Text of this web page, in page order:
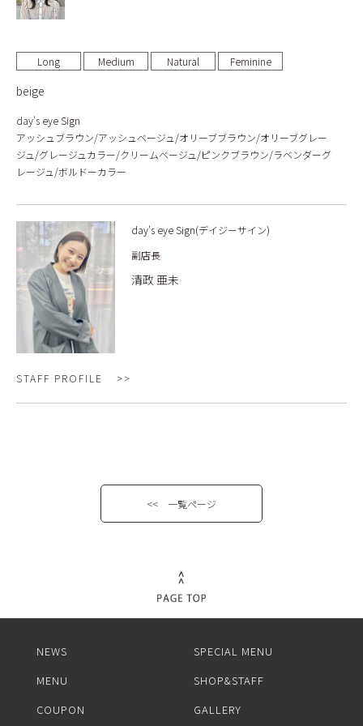
Long Medium Natural Feminine
beige
day's eye Sign
アッシュブラウン/アッシュベージュ/オリーブブラウン/オリーブグレー
ジュ/グレージュカラー/クリームベージュ/ピンクブラウン/ラベンダーグ
レージュ/ボルドーカラー
day's eye Sign(デイジーサイン)
副店長
清政 亜未
STAFF PROFILE
<< 一覧ページ
NEWS
SPECIAL MENU
MENU
SHOP&STAFF
COUPON
GALLERY